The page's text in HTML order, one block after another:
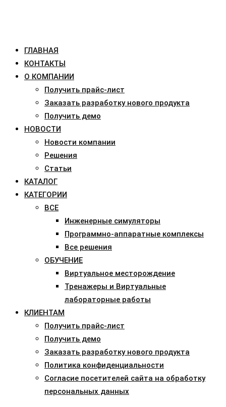
ГЛАВНАЯ
КОНТАКТЫ
О КОМПАНИИ
Получить прайс-лист
Заказать разработку нового продукта
Получить демо
НОВОСТИ
Новости компании
Решения
Статьи
КАТАЛОГ
КАТЕГОРИИ
ВСЕ
Инженерные симуляторы
Программно-аппаратные комплексы
Все решения
ОБУЧЕНИЕ
Виртуальное месторождение
Тренажеры и Виртуальные
лабораторные работы
КЛИЕНТАМ
Получить прайс-лист
Получить демо
Заказать разработку нового продукта
Политика конфиденциальности
Согласие посетителей сайта на обработку
персональных данных